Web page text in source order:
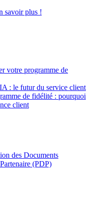
savoir plus !
votre programme de
: le futur du service client
de fidélité : pourquoi
client
des Documents
(PDP)